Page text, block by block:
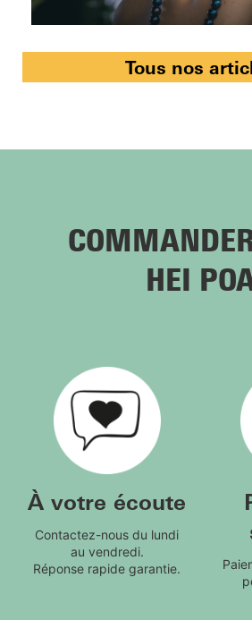
Tous nos
HEI
À votre écoute
Contactez-nous du lundi
au vendredi.
Réponse rapide garantie.